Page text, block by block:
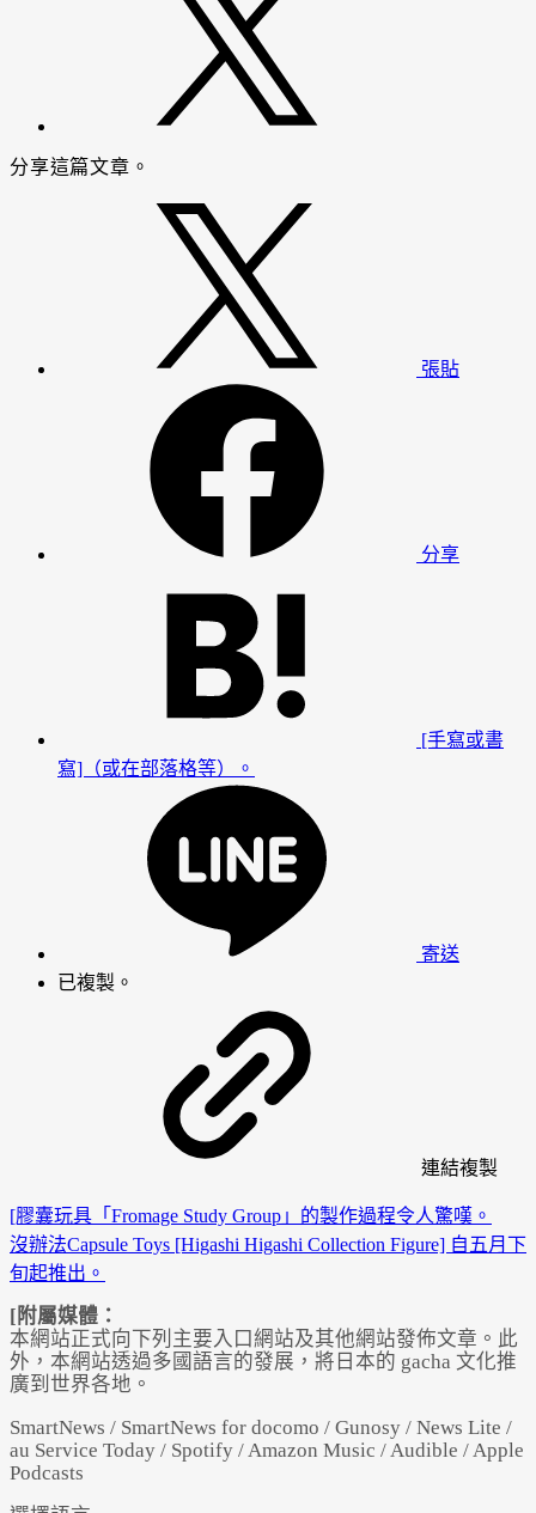
分享這篇文章。
張貼
分享
[手寫或書
寫]（或在部落格等）。
寄送
已複製。
連結複製
[膠囊玩具「Fromage Study Group」的製作過程令人驚嘆。
沒辦法Capsule Toys [Higashi Higashi Collection Figure] 自五月下
旬起推出。
[附屬媒體：
本網站正式向下列主要入口網站及其他網站發佈文章。此
外，本網站透過多國語言的發展，將日本的 gacha 文化推
廣到世界各地。
SmartNews / SmartNews for docomo / Gunosy / News Lite /
au Service Today / Spotify / Amazon Music / Audible / Apple
Podcasts